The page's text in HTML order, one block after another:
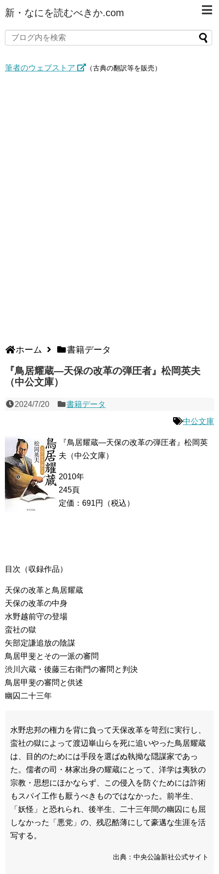
新・なにを読むべきか.com
筆者のウェブストア （古典の翻訳等を販売）
ホーム 書籍データ
『鳥居耀蔵―天保の改革の弾圧者』松岡英夫
（中公文庫）
2024/7/20 書籍データ
中公文庫
『鳥居耀蔵―天保の改革の弾圧者』松岡英
夫（中公文庫）
2010年
245頁
定価：691円（税込）
目次（収録作品）
天保の改革と鳥居耀蔵
天保の改革の中身
水野越前守の登場
蛮社の獄
矢部定謙追放の陰謀
鳥居甲斐とその一派の審問
渋川六蔵・後藤三右衛門の審問と判決
鳥居甲斐の審問と供述
幽囚二十三年
水野忠邦の権力を背に負って天保改革を苛烈に実行し、
蛮社の獄によって渡辺崋山らを死に追いやった鳥居耀蔵
は、目的のためには手段を選ばぬ執拗な隠謀家であっ
た。儒者の司・林家出身の耀蔵にとって、洋学は夷狄の
宗教・思想にほかならず、この侵入を防ぐためには詐術
もスパイ工作も厭うべきものではなかった。前半生、
「妖怪」と恐れられ、後半生、二十三年間の幽囚にも屈
しなかった「悪党」の、残忍酷薄にして豪邁な生涯を活
写する。
出典：中央公論新社公式サイト